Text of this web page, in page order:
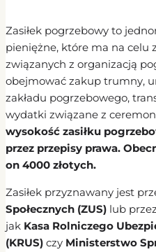
Zasiłek pogrzebowy to
pieniężne, które ma na celu
związanych z organizacją
obejmować zakup trumny,
zakładu pogrzebowego,
wydatki związane z
wysokość zasiłku
przez przepisy prawa.
on 4000 złotych.
Zasiłek przyznawany jest
Społecznych (ZUS) lub
jak Kasa Rolniczego
(KRUS) czy Ministerstwo